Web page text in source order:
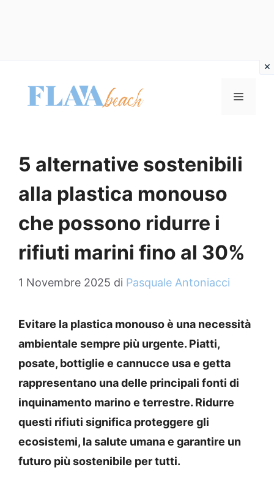
contenuto
MENU
5 alternative sostenibili
alla plastica monouso
che possono ridurre i
rifiuti marini fino al 30%
1 Novembre 2025 di Pasquale Antoniacci
Evitare la plastica monouso è una necessità
ambientale sempre più urgente. Piatti,
posate, bottiglie e cannucce usa e getta
rappresentano una delle principali fonti di
inquinamento marino e terrestre. Ridurre
questi rifiuti significa proteggere gli
ecosistemi, la salute umana e garantire un
futuro più sostenibile per tutti.